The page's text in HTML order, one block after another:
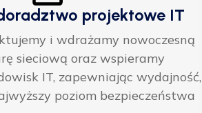
projektowe IT
i wdrażamy nowoczesną
sieciową oraz wspieramy
IT, zapewniając wydajność,
poziom bezpieczeństwa